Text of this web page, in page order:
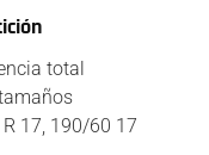
total
17, 190/60 17